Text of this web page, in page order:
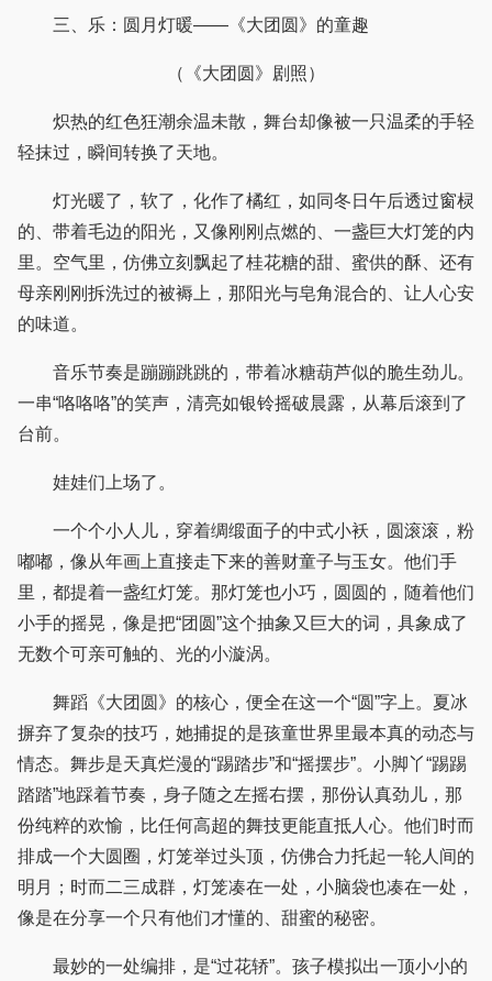
三、乐：圆月灯暖——《大团圆》的童趣
（《大团圆》剧照）
炽热的红色狂潮余温未散，舞台却像被一只温柔的手轻
轻抹过，瞬间转换了天地。
灯光暖了，软了，化作了橘红，如同冬日午后透过窗棂
的、带着毛边的阳光，又像刚刚点燃的、一盏巨大灯笼的内
里。空气里，仿佛立刻飘起了桂花糖的甜、蜜供的酥、还有
母亲刚刚拆洗过的被褥上，那阳光与皂角混合的、让人心安
的味道。
音乐节奏是蹦蹦跳跳的，带着冰糖葫芦似的脆生劲儿。
一串“咯咯咯”的笑声，清亮如银铃摇破晨露，从幕后滚到了
台前。
娃娃们上场了。
一个个小人儿，穿着绸缎面子的中式小袄，圆滚滚，粉
嘟嘟，像从年画上直接走下来的善财童子与玉女。他们手
里，都提着一盏红灯笼。那灯笼也小巧，圆圆的，随着他们
小手的摇晃，像是把“团圆”这个抽象又巨大的词，具象成了
无数个可亲可触的、光的小漩涡。
舞蹈《大团圆》的核心，便全在这一个“圆”字上。夏冰
摒弃了复杂的技巧，她捕捉的是孩童世界里最本真的动态与
情态。舞步是天真烂漫的“踢踏步”和“摇摆步”。小脚丫“踢踢
踏踏”地踩着节奏，身子随之左摇右摆，那份认真劲儿，那
份纯粹的欢愉，比任何高超的舞技更能直抵人心。他们时而
排成一个大圆圈，灯笼举过头顶，仿佛合力托起一轮人间的
明月；时而二三成群，灯笼凑在一处，小脑袋也凑在一处，
像是在分享一个只有他们才懂的、甜蜜的秘密。
最妙的一处编排，是“过花轿”。孩子模拟出一顶小小的